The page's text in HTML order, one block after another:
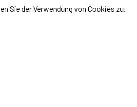
Sie der Verwendung von Cookies zu.